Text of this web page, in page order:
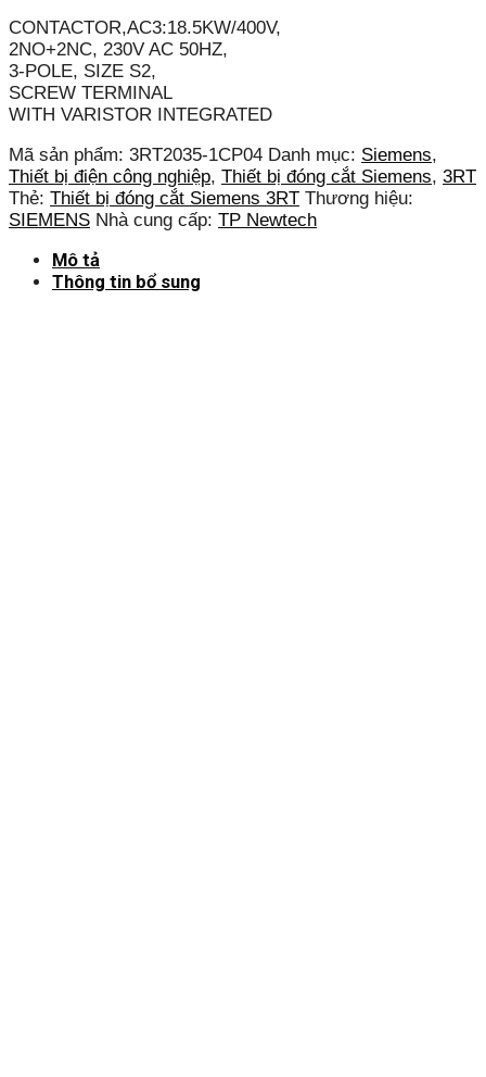
CONTACTOR,AC3:18.5KW/400V,
2NO+2NC, 230V AC 50HZ,
3-POLE, SIZE S2,
SCREW TERMINAL
WITH VARISTOR INTEGRATED
Mã sản phẩm: 3RT2035-1CP04 Danh mục: Siemens,
Thiết bị điện công nghiệp, Thiết bị đóng cắt Siemens, 3RT
Thẻ: Thiết bị đóng cắt Siemens 3RT Thương hiệu:
SIEMENS Nhà cung cấp: TP Newtech
Mô tả
Thông tin bổ sung